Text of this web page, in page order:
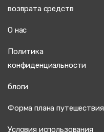
возврата средств
О нас
Политика
конфиденциальности
блоги
Форма плана путешествия
Условия использования